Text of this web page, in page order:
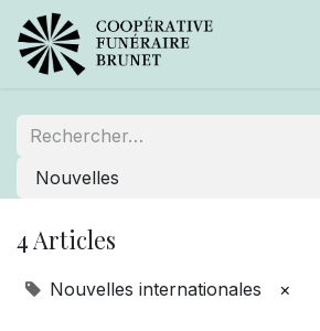
Nouvelles
4 Articles
Nouvelles internationales ×